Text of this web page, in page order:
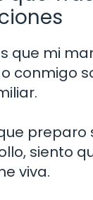
que mi
conmigo
preparo
siento
viva.